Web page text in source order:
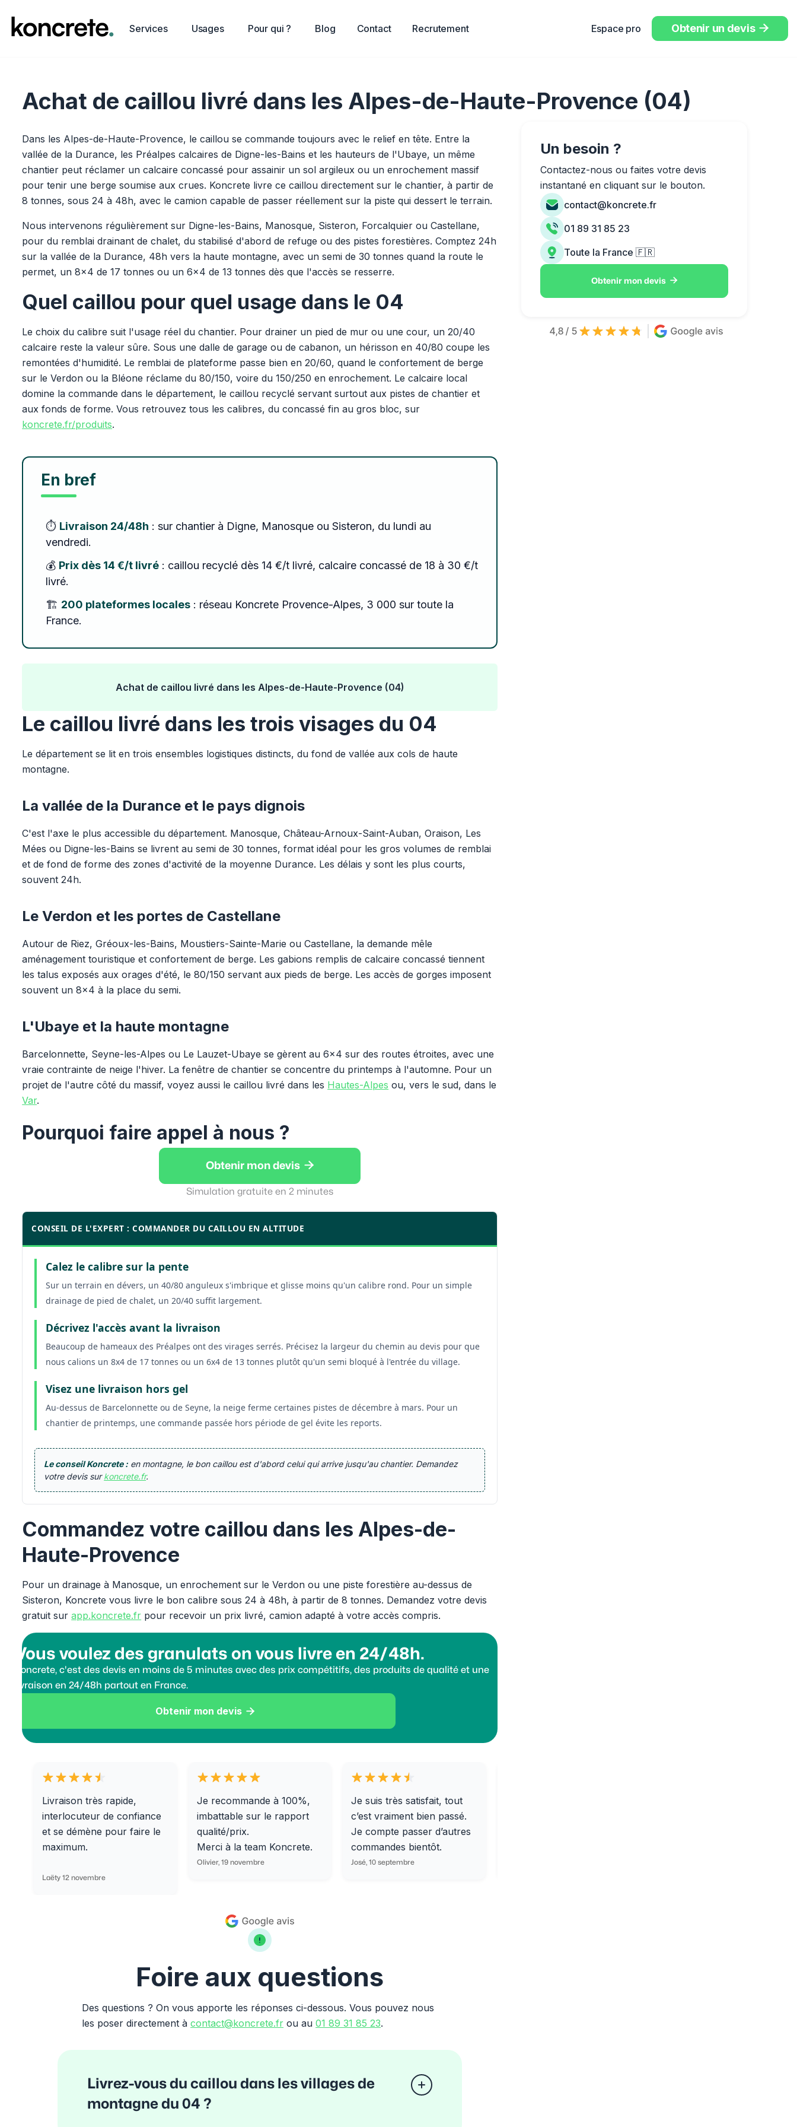
Services Usages Pour qui ? Blog Contact Recrutement Espace pro Obtenir un devis 
Achat de caillou livré dans les Alpes-de-Haute-Provence (04)
Dans les Alpes-de-Haute-Provence, le caillou se commande toujours avec le relief en tête. Entre la
vallée de la Durance, les Préalpes calcaires de Digne-les-Bains et les hauteurs de l'Ubaye, un même
chantier peut réclamer un calcaire concassé pour assainir un sol argileux ou un enrochement massif
pour tenir une berge soumise aux crues. Koncrete livre ce caillou directement sur le chantier, à partir de
8 tonnes, sous 24 à 48h, avec le camion capable de passer réellement sur la piste qui dessert le terrain.
Nous intervenons régulièrement sur Digne-les-Bains, Manosque, Sisteron, Forcalquier ou Castellane,
pour du remblai drainant de chalet, du stabilisé d'abord de refuge ou des pistes forestières. Comptez 24h
sur la vallée de la Durance, 48h vers la haute montagne, avec un semi de 30 tonnes quand la route le
permet, un 8x4 de 17 tonnes ou un 6x4 de 13 tonnes dès que l'accès se resserre.
Quel caillou pour quel usage dans le 04
Le choix du calibre suit l'usage réel du chantier. Pour drainer un pied de mur ou une cour, un 20/40
calcaire reste la valeur sûre. Sous une dalle de garage ou de cabanon, un hérisson en 40/80 coupe les
remontées d'humidité. Le remblai de plateforme passe bien en 20/60, quand le confortement de berge
sur le Verdon ou la Bléone réclame du 80/150, voire du 150/250 en enrochement. Le calcaire local
domine la commande dans le département, le caillou recyclé servant surtout aux pistes de chantier et
aux fonds de forme. Vous retrouvez tous les calibres, du concassé fin au gros bloc, sur
koncrete.fr/produits.
En bref
⏱️ Livraison 24/48h : sur chantier à Digne, Manosque ou Sisteron, du lundi au
vendredi.
💰 Prix dès 14 €/t livré : caillou recyclé dès 14 €/t livré, calcaire concassé de 18 à 30 €/t
livré.
🏗️ 200 plateformes locales : réseau Koncrete Provence-Alpes, 3 000 sur toute la
France.
Achat de caillou livré dans les Alpes-de-Haute-Provence (04)
Le caillou livré dans les trois visages du 04
Le département se lit en trois ensembles logistiques distincts, du fond de vallée aux cols de haute
montagne.
La vallée de la Durance et le pays dignois
C'est l'axe le plus accessible du département. Manosque, Château-Arnoux-Saint-Auban, Oraison, Les
Mées ou Digne-les-Bains se livrent au semi de 30 tonnes, format idéal pour les gros volumes de remblai
et de fond de forme des zones d'activité de la moyenne Durance. Les délais y sont les plus courts,
souvent 24h.
Le Verdon et les portes de Castellane
Autour de Riez, Gréoux-les-Bains, Moustiers-Sainte-Marie ou Castellane, la demande mêle
aménagement touristique et confortement de berge. Les gabions remplis de calcaire concassé tiennent
les talus exposés aux orages d'été, le 80/150 servant aux pieds de berge. Les accès de gorges imposent
souvent un 8x4 à la place du semi.
L'Ubaye et la haute montagne
Barcelonnette, Seyne-les-Alpes ou Le Lauzet-Ubaye se gèrent au 6x4 sur des routes étroites, avec une
vraie contrainte de neige l'hiver. La fenêtre de chantier se concentre du printemps à l'automne. Pour un
projet de l'autre côté du massif, voyez aussi le caillou livré dans les Hautes-Alpes ou, vers le sud, dans le
Var.
Pourquoi faire appel à nous ?
Obtenir mon devis 
Simulation gratuite en 2 minutes
CONSEIL DE L'EXPERT : COMMANDER DU CAILLOU EN ALTITUDE
Calez le calibre sur la pente
Sur un terrain en dévers, un 40/80 anguleux s'imbrique et glisse moins qu'un calibre rond. Pour un simple
drainage de pied de chalet, un 20/40 suffit largement.
Décrivez l'accès avant la livraison
Beaucoup de hameaux des Préalpes ont des virages serrés. Précisez la largeur du chemin au devis pour que
nous calions un 8x4 de 17 tonnes ou un 6x4 de 13 tonnes plutôt qu'un semi bloqué à l'entrée du village.
Visez une livraison hors gel
Au-dessus de Barcelonnette ou de Seyne, la neige ferme certaines pistes de décembre à mars. Pour un
chantier de printemps, une commande passée hors période de gel évite les reports.
Le conseil Koncrete : en montagne, le bon caillou est d'abord celui qui arrive jusqu'au chantier. Demandez
votre devis surkoncrete.fr.
Commandez votre caillou dans les Alpes-de-
Haute-Provence
Pour un drainage à Manosque, un enrochement sur le Verdon ou une piste forestière au-dessus de
Sisteron, Koncrete vous livre le bon calibre sous 24 à 48h, à partir de 8 tonnes. Demandez votre devis
gratuit surapp.koncrete.fr pour recevoir un prix livré, camion adapté à votre accès compris.
Vous voulez des granulats on vous livre en 24/48h.
Koncrete, c'est des devis en moins de 5 minutes avec des prix compétitifs, des produits de qualité et une
livraison en 24/48h partout en France.
Obtenir mon devis 
Livraison très rapide,
interlocuteur de confiance
et se démène pour faire le
maximum.
Laëty 12 novembre
Je recommande à 100%,
imbattable sur le rapport
qualité/prix.
Merci à la team Koncrete.
Olivier, 19 novembre
Je suis très satisfait, tout
c’est vraiment bien passé.
Je compte passer d’autres
commandes bientôt.
José, 10 septembre
Foire aux questions
Des questions ? On vous apporte les réponses ci-dessous. Vous pouvez nous
les poser directement àcontact@koncrete.fr ou au01 89 31 85 23.
Livrez-vous du caillou dans les villages de
montagne du 04 ?
Un besoin ?
Contactez-nous ou faites votre devis
instantané en cliquant sur le bouton.
contact@koncrete.fr
01 89 31 85 23
Toute la France 🇫🇷
Obtenir mon devis 